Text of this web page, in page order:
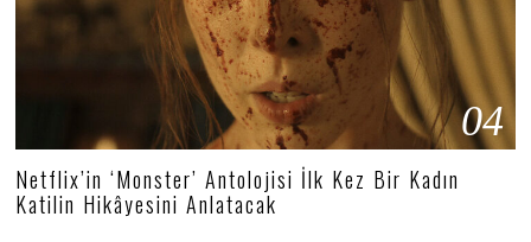
04
Netflix’in ‘Monster’ Antolojisi İlk Kez Bir Kadın
Katilin Hikâyesini Anlatacak